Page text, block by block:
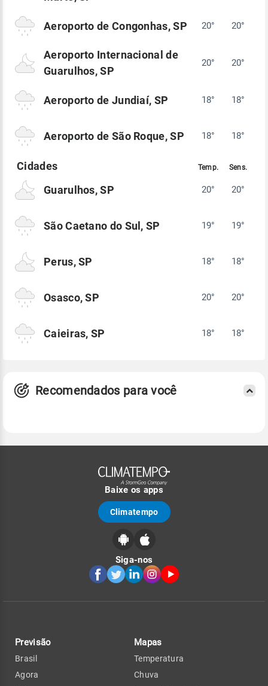
Aeroporto de Congonhas, SP 20° 20°
Aeroporto Internacional de
Guarulhos, SP
20° 20°
Aeroporto de Jundiaí, SP 18° 18°
Aeroporto de São Roque, SP 18° 18°
Guarulhos, SP 20° 20°
São Caetano do Sul, SP 19° 19°
Perus, SP 18° 18°
Osasco, SP 20° 20°
Caieiras, SP 18° 18°
Recomendados para você
Baixe os apps
Climatempo
Siga-nos
Previsão
Brasil
Agora
Mapas
Temperatura
Chuva